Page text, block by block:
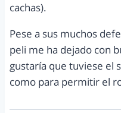
cachas).
Pese a sus muchos
peli me ha dejado con
gustaría que tuviese el
como para permitir el